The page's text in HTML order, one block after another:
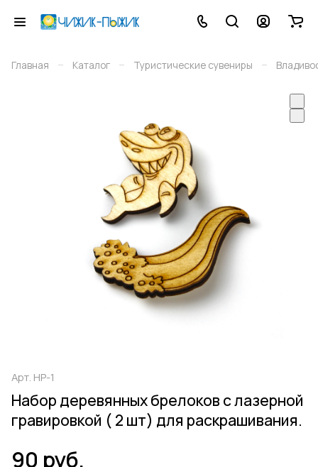
Главная – Каталог – Туристические сувениры –
Арт. НР-1
Набор деревянных брелоков с лазерной
гравировкой ( 2 шт) для раскрашивания.
90 руб.